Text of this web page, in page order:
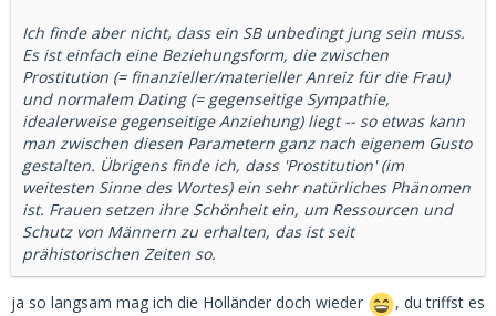
Ich finde aber nicht, dass ein SB unbedingt jung sein muss.
Es ist einfach eine Beziehungsform, die zwischen
Prostitution (= finanzieller/materieller Anreiz für die Frau)
und normalem Dating (= gegenseitige Sympathie,
idealerweise gegenseitige Anziehung) liegt -- so etwas kann
man zwischen diesen Parametern ganz nach eigenem Gusto
gestalten. Übrigens finde ich, dass 'Prostitution' (im
weitesten Sinne des Wortes) ein sehr natürliches Phänomen
ist. Frauen setzen ihre Schönheit ein, um Ressourcen und
Schutz von Männern zu erhalten, das ist seit
prähistorischen Zeiten so.
ja so langsam mag ich die Holländer doch wieder
, du triffst es